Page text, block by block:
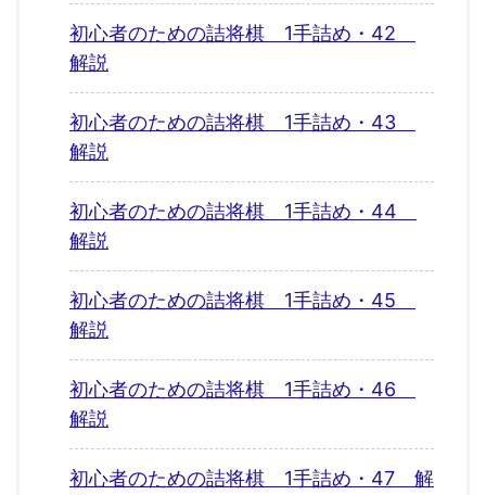
初心者のための詰将棋 1手詰め・42
解説
初心者のための詰将棋 1手詰め・43
解説
初心者のための詰将棋 1手詰め・44
解説
初心者のための詰将棋 1手詰め・45
解説
初心者のための詰将棋 1手詰め・46
解説
初心者のための詰将棋 1手詰め・47 解